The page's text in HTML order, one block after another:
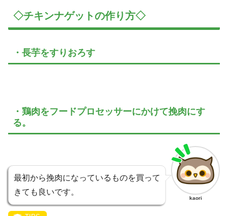
◇チキンナゲットの作り方◇
・長芋をすりおろす
・鶏肉をフードプロセッサーにかけて挽肉にす
る。
最初から挽肉になっているものを買って
きても良いです。
kaori